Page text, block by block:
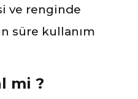
ve renginde
süre kullanım
mi ?